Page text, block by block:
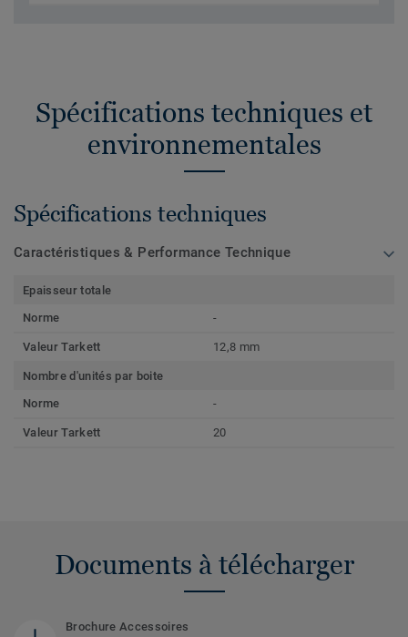
Spécifications techniques et
environnementales
Spécifications techniques
Caractéristiques & Performance Technique
Epaisseur totale
Norme
-
Valeur Tarkett 12,8 mm
Nombre d'unités par boite
Norme
-
Valeur Tarkett 20
Documents à télécharger
Brochure Accessoires